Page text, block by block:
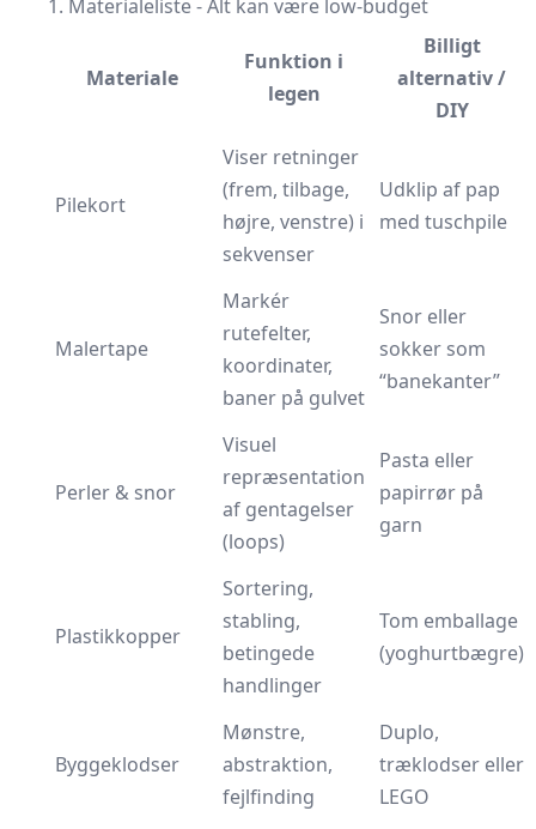
1. Materialeliste - Alt kan være low-budget
Materiale
Funktion i
legen
Billigt
alternativ /
DIY
Pilekort
Viser retninger
(frem, tilbage,
højre, venstre) i
sekvenser
Udklip af pap
med tuschpile
Malertape
Markér
rutefelter,
koordinater,
baner på gulvet
Snor eller
sokker som
“banekanter”
Perler & snor
Visuel
repræsentation
af gentagelser
(loops)
Pasta eller
papirrør på
garn
Plastikkopper
Sortering,
stabling,
betingede
handlinger
Tom emballage
(yoghurtbægre)
Byggeklodser
Mønstre,
abstraktion,
fejlfinding
Duplo,
træklodser eller
LEGO